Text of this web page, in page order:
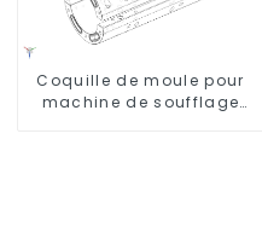
Coquille de moule pour
machine de soufflage